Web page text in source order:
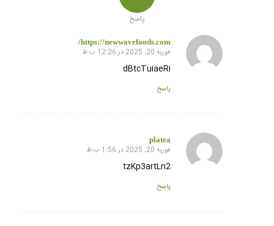
پاسخ
https://newwavefoods.com/
گفته:
فوریه 20, 2025 در 12:26 ب.ظ
dBtcTuiaeRi
پاسخ
platea
گفته:
فوریه 20, 2025 در 1:56 ب.ظ
tzKp3artLn2
پاسخ